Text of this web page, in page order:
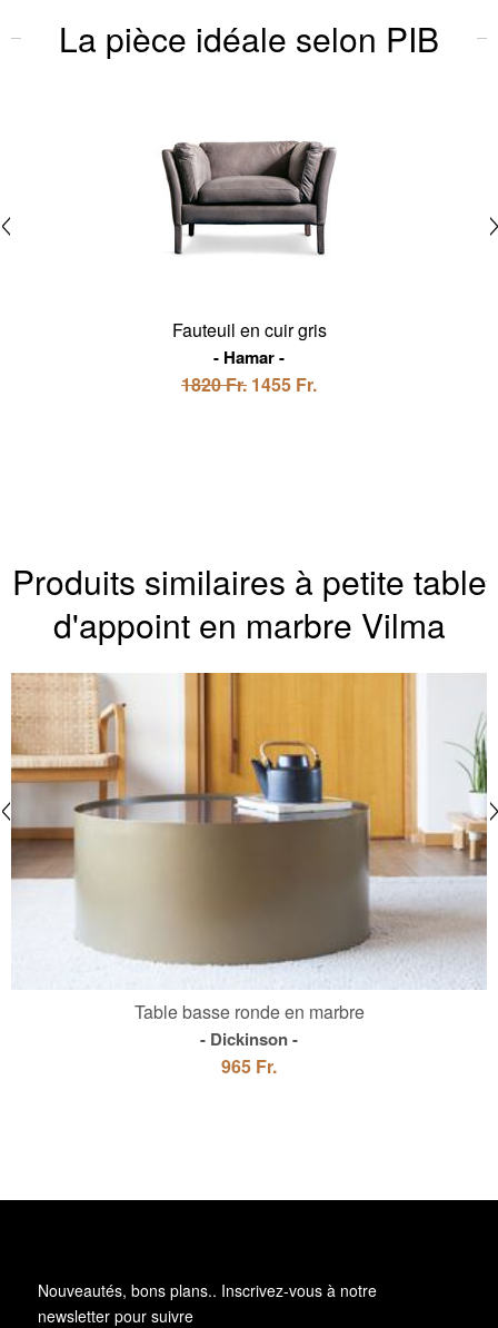
La pièce idéale selon PIB
Fauteuil en cuir gris
Hamar
1820 Fr. 1455 Fr.
Produits similaires à petite table
d'appoint en marbre Vilma
Table basse ronde en marbre
Dickinson
965 Fr.
Nouveautés, bons plans.. Inscrivez-vous à notre
newsletter pour suivre